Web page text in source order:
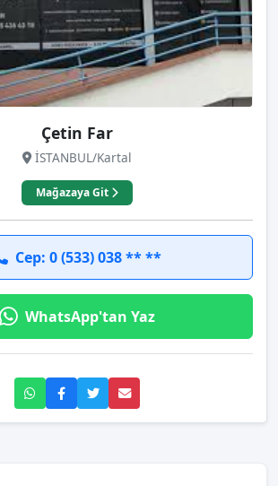
Çetin Far
İSTANBUL/Kartal
Mağazaya Git
Cep: 0 (533) 038 ** **
WhatsApp'tan Yaz